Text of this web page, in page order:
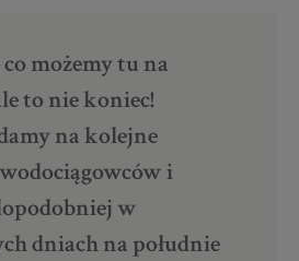
możemy tu na
to nie koniec!
na kolejne
i
w
dniach na południe